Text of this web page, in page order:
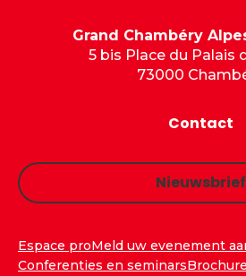
Grand Chambéry
5 bis Place du Palais
73000
Contact
Nieuwsbrief
Espace proMeld uw evenement
Conferenties en seminars